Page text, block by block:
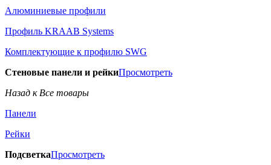
Алюминиевые профили
Профиль KRAAB Systems
Комплектующие к профилю SWG
Стеновые панели и рейкиПросмотреть
Назад к Все товары
Панели
Рейки
ПодсветкаПросмотреть